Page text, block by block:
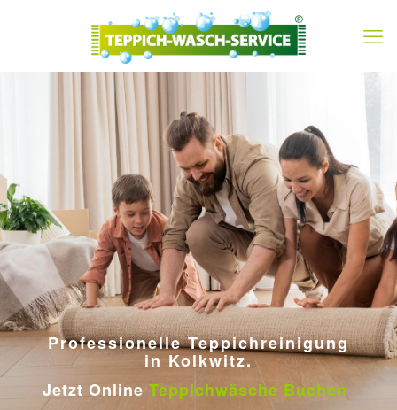
Jetzt Online Teppichwäsche Buchen
Professionelle Teppichreinigung
in Kolkwitz.